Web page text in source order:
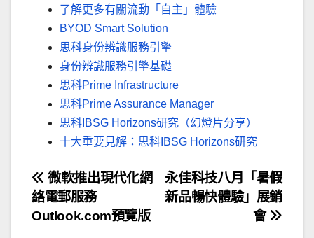
了解更多有關流動「自主」體驗
BYOD Smart Solution
思科身份辨識服務引擎
身份辨識服務引擎基礎
思科Prime Infrastructure
思科Prime Assurance Manager
思科IBSG Horizons研究（幻燈片分享）
十大重要見解：思科IBSG Horizons研究
文
章
永佳科技八月「暑假
新品暢快體驗」展銷
會
微軟推出現代化網
絡電郵服務
Outlook.com預覽版